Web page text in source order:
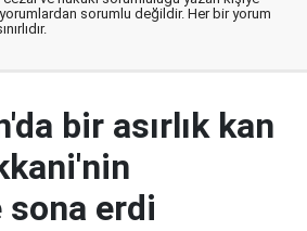
sorumlu değildir. Her bir yorum
bir asırlık kan
erdi